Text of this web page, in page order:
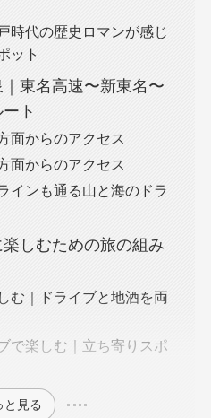
時代の歴史ロマンが感じ
ット
東名高速〜新東名〜
ト
面からのアクセス
面からのアクセス
インも通る山と海のドラ
しむための旅の組み
む｜ドライブと地酒を両
で楽しむ｜立ち寄りスポ
と見る